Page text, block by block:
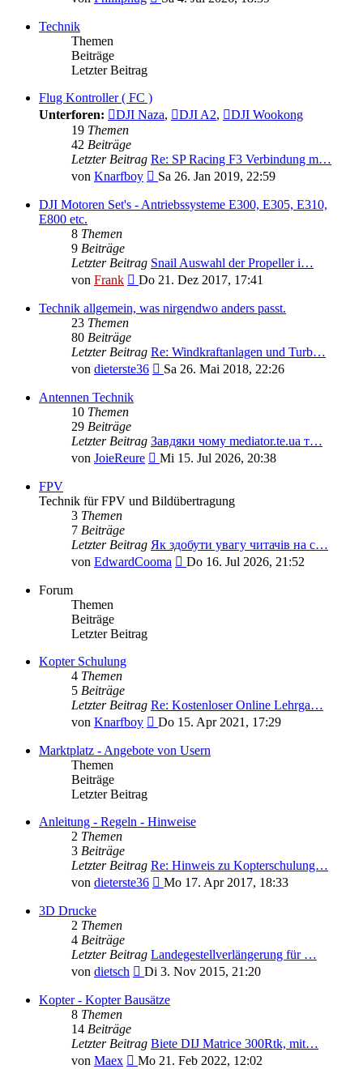
Technik
Themen
Beiträge
Letzter Beitrag
Flug Kontroller ( FC )
Unterforen:
DJI Naza, DJI A2,
DJI Wookong
19 Themen
42 Beiträge
Letzter Beitrag Re: SP Racing F3 Verbindung m…
von Knarfboy
Neuester
Sa 26. Jan 2019, 22:59
DJI Motoren Set's - Antriebssysteme E300, E305, E310,
E800 etc.
8 Themen
9 Beiträge
Letzter Beitrag Snail Auswahl der Propeller i…
von Frank
Neuester
Do 21. Dez 2017, 17:41
Technik allgemein, was nirgendwo anders passt.
23 Themen
80 Beiträge
Letzter Beitrag Re: Windkraftanlagen und Turb…
von dieterste36
Neuester
Sa 26. Mai 2018, 22:26
Antennen Technik
10 Themen
29 Beiträge
Letzter Beitrag Завдяки чому mediator.te.ua т…
von JoieReure
Neuester
Mi 15. Jul 2026, 20:38
FPV
Technik für FPV und Bildübertragung
3 Themen
7 Beiträge
Letzter Beitrag Як здобути увагу читачів на с…
von EdwardCooma
Neuester
Do 16. Jul 2026, 21:52
Forum
Themen
Beiträge
Letzter Beitrag
Kopter Schulung
4 Themen
5 Beiträge
Letzter Beitrag Re: Kostenloser Online Lehrga…
von Knarfboy
Neuester
Do 15. Apr 2021, 17:29
Marktplatz - Angebote von Usern
Themen
Beiträge
Letzter Beitrag
Anleitung - Regeln - Hinweise
2 Themen
3 Beiträge
Letzter Beitrag Re: Hinweis zu Kopterschulung…
von dieterste36
Neuester
Mo 17. Apr 2017, 18:33
3D Drucke
2 Themen
4 Beiträge
Letzter Beitrag Landegestellverlängerung für …
von dietsch
Neuester
Di 3. Nov 2015, 21:20
Kopter - Kopter Bausätze
8 Themen
14 Beiträge
Letzter Beitrag Biete DIJ Matrice 300Rtk, mit…
von Maex
Neuester
Mo 21. Feb 2022, 12:02